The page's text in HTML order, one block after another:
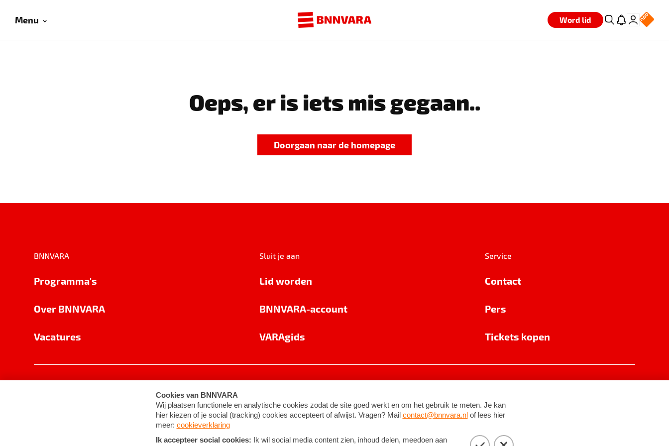
Menu Word lid
Oeps, er is iets mis gegaan..
Doorgaan naar de homepage
BNNVARA
Programma's
Over BNNVARA
Vacatures
Sluit je aan
Lid worden
BNNVARA-account
VARAgids
Service
Contact
Pers
Tickets kopen
Cookie-instellingen Algemene voorwaarden ©2026BNNVARA